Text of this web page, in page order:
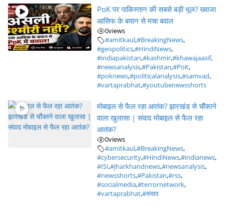
PoK पर पाकिस्तान की सबसे बड़ी भूल? ख्वाजा
आसिफ के बयान से मचा बवाल
0views
#amitkaul,#BreakingNews,
#geopolitics,#HindiNews,
#indiapakistan,#kashmir,#khawajaasif,
#newsanalysis,#Pakistan,#PoK,
#poknews,#politicalanalysis,#samvad,
#vartaprabhat,#youtubenewsshorts
मोबाइल से फैल रहा आतंक? झारखंड से चौंकाने
वाला खुलासा | संवाद मोबाइल से फैल रहा
आतंक?
0views
#amitkaul,#BreakingNews,
#cybersecurity,#HindiNews,#indianews,
#ISI,#jharkhandnews,#newsanalysis,
#newsshorts,#Pakistan,#rss,
#socialmedia,#terrornetwork,
#vartaprabhat,#संवाद